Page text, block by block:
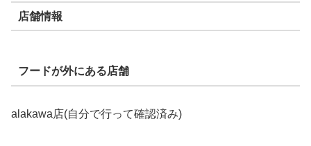
店舗情報
フードが外にある店舗
alakawa店(自分で行って確認済み)